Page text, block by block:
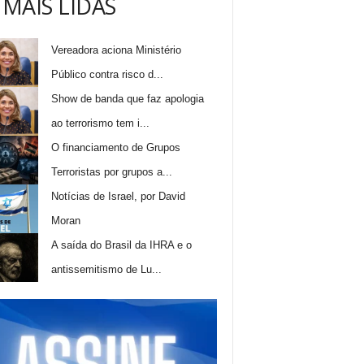
LIDAS
Vereadora aciona Ministério
Público contra risco d...
Show de banda que faz apologia
ao terrorismo tem i...
O financiamento de Grupos
Terroristas por grupos a...
Notícias de Israel, por David
Moran
A saída do Brasil da IHRA e o
antissemitismo de Lu...